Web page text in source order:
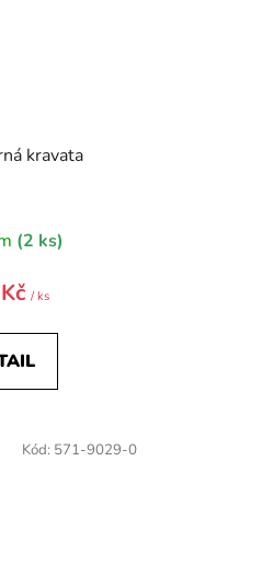
kravata
(2 ks)
/ ks
Kód: 571-9029-0